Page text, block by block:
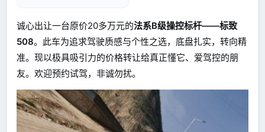
诚心出让一台原价20多万元的法系B级操控标杆——标致
508。此车为追求驾驶质感与个性之选，底盘扎实，转向精
准。现以极具吸引力的价格转让给真正懂它、爱驾控的朋
友。欢迎预约试驾，非诚勿扰。